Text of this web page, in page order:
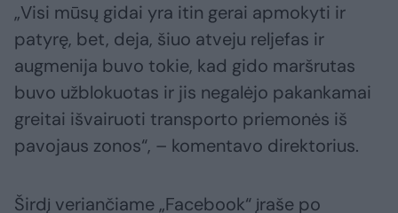
„Visi mūsų gidai yra itin gerai apmokyti ir
patyrę, bet, deja, šiuo atveju reljefas ir
augmenija buvo tokie, kad gido maršrutas
buvo užblokuotas ir jis negalėjo pakankamai
greitai išvairuoti transporto priemonės iš
pavojaus zonos“, – komentavo direktorius.
Širdį veriančiame „Facebook“ įraše po